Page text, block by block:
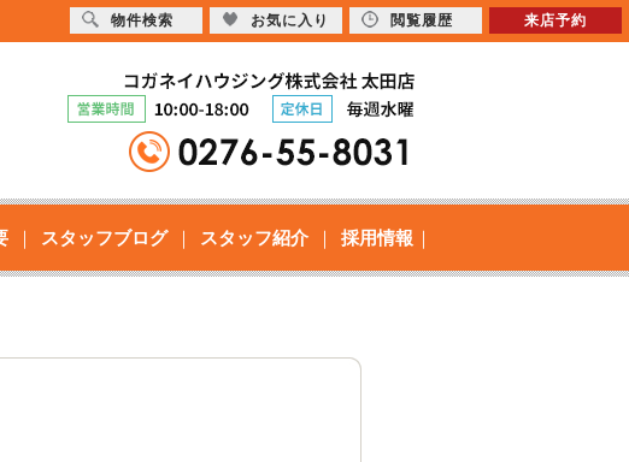
スタッフブログ スタッフ紹介 採用情報
物件検索 お気に入り 閲覧履歴 来店予約